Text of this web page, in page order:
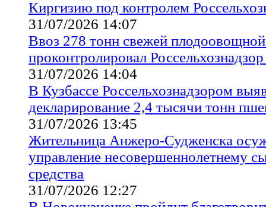
Киргизию под контролем
31/07/2026 14:07
Ввоз 278 тонн свежей
проконтролировал
31/07/2026 14:04
В Кузбассе Россельхознадзором
декларирование 2,4 тысячи тонн
31/07/2026 13:45
Жительница Анжеро-Судженска
управление несовершеннолетнему
средства
31/07/2026 12:27